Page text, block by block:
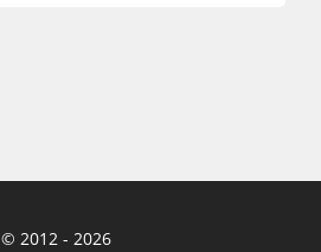
© 2012 - 2026